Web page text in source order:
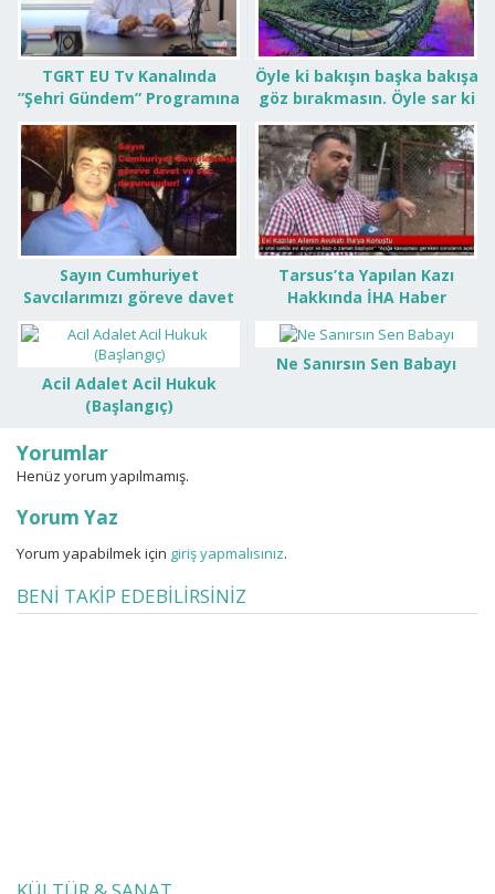
TGRT EU Tv Kanalında
”Şehri Gündem” Programına
Konuk Oldum
Öyle ki bakışın başka bakışa
göz bırakmasın. Öyle sar ki
başka tene yer kalmasın
Sayın Cumhuriyet
Savcılarımızı göreve davet
Tarsus’ta Yapılan Kazı
Hakkında İHA Haber
Ajansına Verdiğim Röportaj
Acil Adalet Acil Hukuk
(Başlangıç)
Ne Sanırsın Sen Babayı
Yorumlar
Henüz yorum yapılmamış.
Yorum Yaz
Yorum yapabilmek için giriş yapmalısınız.
BENİ TAKİP EDEBİLİRSİNİZ